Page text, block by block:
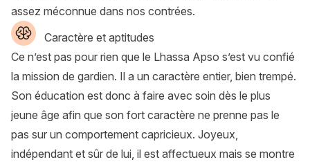
assez méconnue dans nos contrées.
Caractère et aptitudes
Ce n’est pas pour rien que le Lhassa Apso s’est vu confié
la mission de gardien. Il a un caractère entier, bien trempé.
Son éducation est donc à faire avec soin dès le plus
jeune âge afin que son fort caractère ne prenne pas le
pas sur un comportement capricieux. Joyeux,
indépendant et sûr de lui, il est affectueux mais se montre